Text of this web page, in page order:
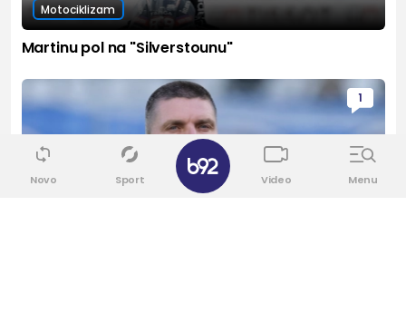
Motociklizam
Martinu pol na "Silverstounu"
1
Novo Sport Video Menu